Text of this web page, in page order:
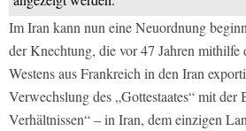
Im Iran kann nun eine Neuordnung
der Knechtung, die vor 47 Jahren mithilfe
Westens aus Frankreich in den Iran
Verwechslung des „Gottestaates“ mit der
Verhältnissen“ – in Iran, dem einzigen